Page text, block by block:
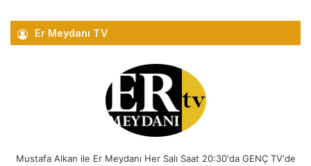
Er Meydanı TV
Mustafa Alkan ile Er Meydanı Her Salı Saat 20:30'da GENÇ TV'de